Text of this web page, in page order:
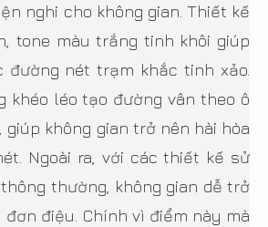
nghi cho không gian. Thiết kế
tone màu trắng tinh khôi giúp
đường nét trạm khắc tinh xảo.
khéo léo tạo đường vân theo ô
giúp không gian trở nên hài hòa
Ngoài ra, với các thiết kế sử
thường, không gian dễ trở
đơn điệu. Chính vì điểm này mà